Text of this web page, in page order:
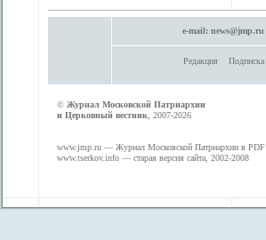
e-mail: news@jmp.ru
Редакция Подписка
© Журнал Московской Патриархии
и Церковный вестник , 2007-2026
www.jmp.ru — Журнал Московской Патриархии в PDF
www.tserkov.info — старая версия сайта, 2002-2008